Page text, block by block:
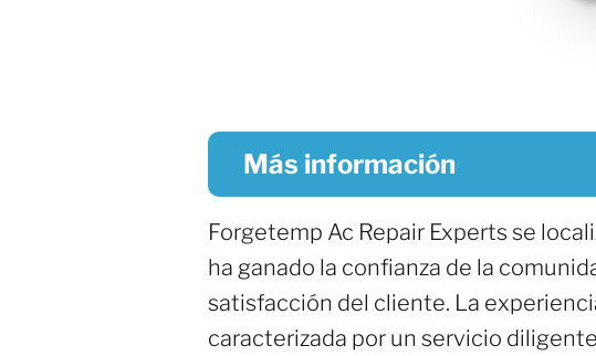
Más información
Forgetemp Ac Repair Experts se
ha ganado la confianza de la
satisfacción del cliente. La
caracterizada por un servicio